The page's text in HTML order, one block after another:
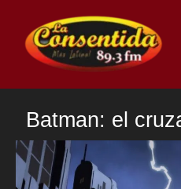
contenido
Batman: el